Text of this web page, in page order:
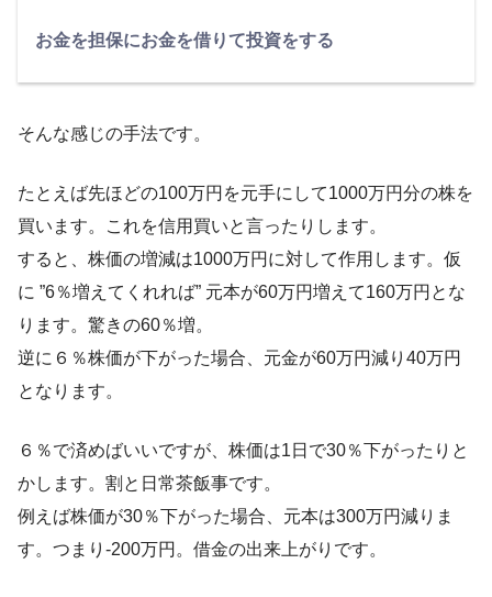
お金を担保にお金を借りて投資をする
そんな感じの手法です。
たとえば先ほどの100万円を元手にして1000万円分の株を
買います。これを信用買いと言ったりします。
すると、株価の増減は1000万円に対して作用します。仮
に ”6％増えてくれれば” 元本が60万円増えて160万円とな
ります。驚きの60％増。
逆に６％株価が下がった場合、元金が60万円減り40万円
となります。
６％で済めばいいですが、株価は1日で30％下がったりと
かします。割と日常茶飯事です。
例えば株価が30％下がった場合、元本は300万円減りま
す。つまり-200万円。借金の出来上がりです。